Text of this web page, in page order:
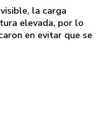
la carga
elevada, por lo
en evitar que se